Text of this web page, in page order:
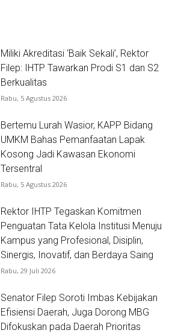
Miliki Akreditasi ‘Baik Sekali’, Rektor
Filep: IHTP Tawarkan Prodi S1 dan S2
Berkualitas
Rabu, 5 Agustus 2026
Bertemu Lurah Wasior, KAPP Bidang
UMKM Bahas Pemanfaatan Lapak
Kosong Jadi Kawasan Ekonomi
Tersentral
Rabu, 5 Agustus 2026
Rektor IHTP Tegaskan Komitmen
Penguatan Tata Kelola Institusi Menuju
Kampus yang Profesional, Disiplin,
Sinergis, Inovatif, dan Berdaya Saing
Rabu, 29 Juli 2026
Senator Filep Soroti Imbas Kebijakan
Efisiensi Daerah, Juga Dorong MBG
Difokuskan pada Daerah Prioritas